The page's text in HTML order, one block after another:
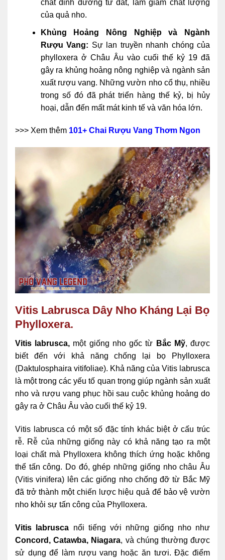
chất dinh dưỡng từ đất, làm giảm chất lượng
của quả nho.
Khủng Hoảng Nông Nghiệp và Ngành
Rượu Vang: Sự lan truyền nhanh chóng của
phylloxera ở Châu Âu vào cuối thế kỷ 19 đã
gây ra khủng hoảng nông nghiệp và ngành sản
xuất rượu vang. Những vườn nho cổ thụ, nhiều
trong số đó đã phát triển hàng thế kỷ, bị hủy
hoại, dẫn đến mất mát kinh tế và văn hóa lớn.
>>> Xem thêm 101+ Chai Rượu Vang Thơm Ngon
Vitis Labrusca Dây Nho Kháng Lại Bọ
Phylloxera.
Vitis labrusca, một giống nho gốc từ Bắc Mỹ, được
biết đến với khả năng chống lại bọ Phylloxera
(Daktulosphaira vitifoliae). Khả năng của Vitis labrusca
là một trong các yếu tố quan trọng giúp ngành sản xuất
nho và rượu vang phục hồi sau cuộc khủng hoảng do
gây ra ở Châu Âu vào cuối thế kỷ 19.
Vitis labrusca có một số đặc tính khác biệt ở cấu trúc
rễ. Rễ của những giống này có khả năng tạo ra một
loại chất mà Phylloxera không thích ứng hoặc không
thể tấn công. Do đó, ghép những giống nho châu Âu
(Vitis vinifera) lên các giống nho chống đỡ từ Bắc Mỹ
đã trở thành một chiến lược hiệu quả để bảo vệ vườn
nho khỏi sự tấn công của Phylloxera.
Vitis labrusca nổi tiếng với những giống nho như
Concord, Catawba, Niagara, và chúng thường được
sử dụng để làm rượu vang hoặc ăn tươi. Đặc điểm